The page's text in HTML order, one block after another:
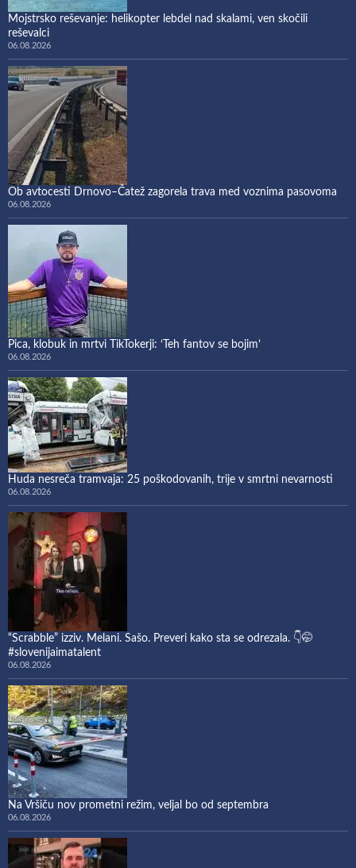
Mojstrsko reševanje: helikopter lebdel nad skalami, ven skočili
reševalci
06.08.2026
Ob avtocesti Drnovo–Čatež zagorela trava med voznima pasovoma
06.08.2026
Pica, klobuk in mrtvi TikTokerji: ‘Teh fantov se bojim’
06.08.2026
Huda nesreča tramvaja: 25 poškodovanih, trije v smrtni nevarnosti
06.08.2026
“Scrabble” izziv. Melani. Sašo. Preveri kako sta se odrezala. 👇🤭
#slovenijaimatalent
06.08.2026
Na Vršiču nov prometni režim, veljal bo od septembra
06.08.2026